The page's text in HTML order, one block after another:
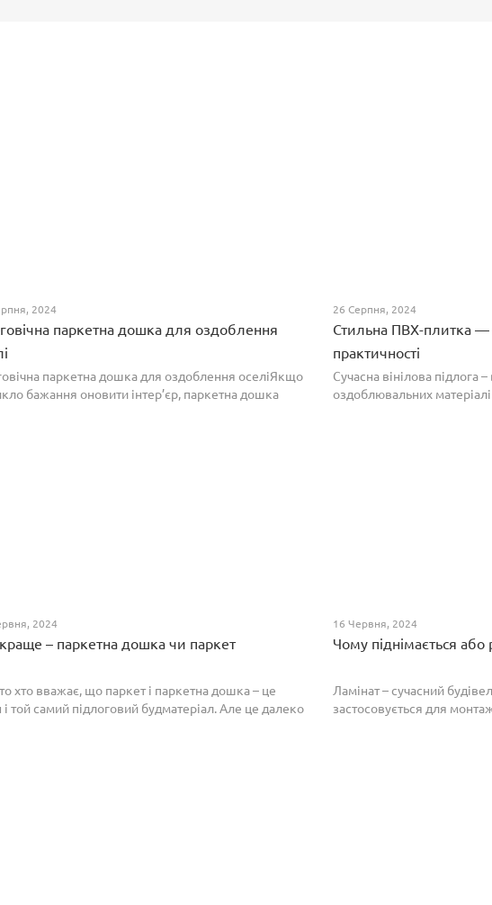
2024
паркетна дошка для оздоблення
паркетна дошка для оздоблення оселіЯкщо
бажання оновити інтер’єр, паркетна дошка
26 Серпня, 2024
Стильна ПВХ-плитка —
практичності
Сучасна вінілова підлога
оздоблювальних
2024
– паркетна дошка чи паркет
хто вважає, що паркет і паркетна дошка – це
і той самий підлоговий будматеріал. Але це далеко
16 Червня, 2024
Чому піднімається або
Ламінат – сучасний
застосовується для